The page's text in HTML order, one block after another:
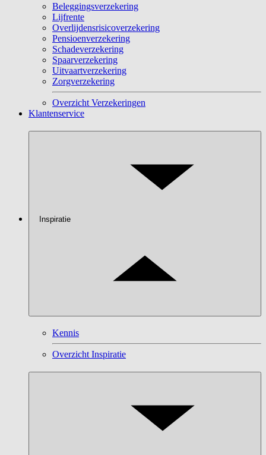
Beleggingsverzekering
Lijfrente
Overlijdensrisicoverzekering
Pensioenverzekering
Schadeverzekering
Spaarverzekering
Uitvaartverzekering
Zorgverzekering
Overzicht Verzekeringen
Klantenservice
Inspiratie
Kennis
Overzicht Inspiratie